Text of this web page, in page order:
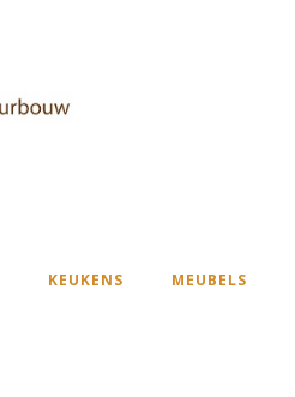
KEUKENS MEUBELS